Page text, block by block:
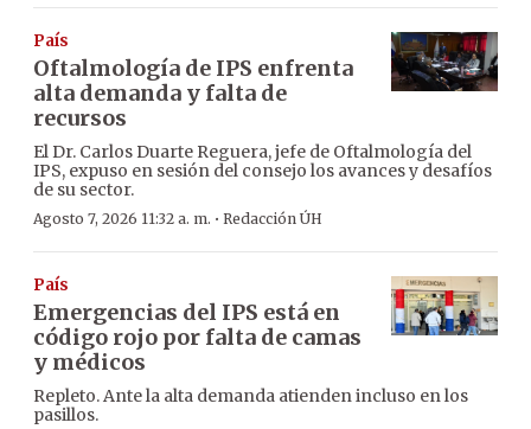
País
Oftalmología de IPS enfrenta
alta demanda y falta de
recursos
El Dr. Carlos Duarte Reguera, jefe de Oftalmología del
IPS, expuso en sesión del consejo los avances y desafíos
de su sector.
Agosto 7, 2026 11:32 a. m. · Redacción ÚH
País
Emergencias del IPS está en
código rojo por falta de camas
y médicos
Repleto. Ante la alta demanda atienden incluso en los
pasillos.